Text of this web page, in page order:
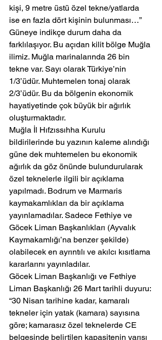
kişi, 9 metre üstü özel tekne/yatlarda
ise en fazla dört kişinin bulunması…”
Güneye indikçe durum daha da
farklılaşıyor. Bu açıdan kilit bölge Muğla
ilimiz. Muğla marinalarında 26 bin
tekne var. Sayı olarak Türkiye’nin
1/3’üdür. Muhtemelen tonaj olarak
2/3’üdür. Bu da bölgenin ekonomik
hayatiyetinde çok büyük bir ağırlık
oluşturmaktadır.
Muğla İl Hıfzıssıhha Kurulu
bildirilerinde bu yazının kaleme alındığı
güne dek muhtemelen bu ekonomik
ağırlık da göz önünde bulundurularak
özel teknelerle ilgili bir açıklama
yapılmadı. Bodrum ve Marmaris
kaymakamlıkları da bir açıklama
yayınlamadılar. Sadece Fethiye ve
Göcek Liman Başkanlıkları (Ayvalık
Kaymakamlığı’na benzer şekilde)
olabilecek en ayrıntılı ve akılcı kısıtlama
kararlarını yayınladılar.
Göcek Liman Başkanlığı ve Fethiye
Liman Başkanlığı 26 Mart tarihli duyuru:
“30 Nisan tarihine kadar, kamaralı
tekneler için yatak (kamara) sayısına
göre; kamarasız özel teknelerde CE
belgesinde belirtilen kapasitenin yarısı